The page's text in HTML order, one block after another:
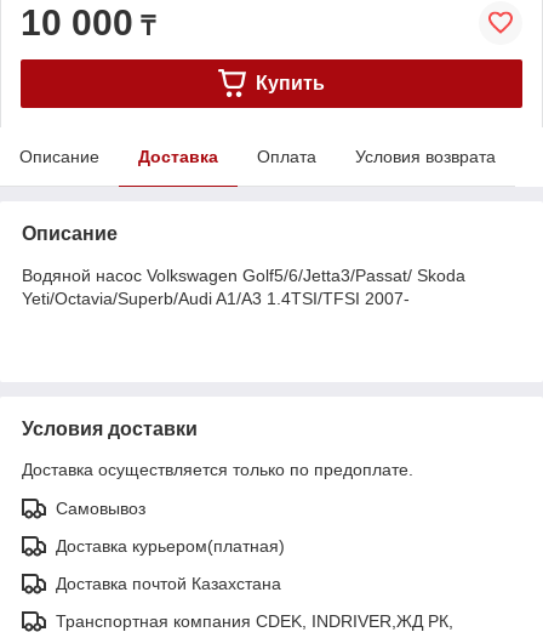
10 000 ₸
Купить
Описание Доставка Оплата Условия возврата
Описание
Водяной насос Volkswagen Golf5/6/Jetta3/Passat/ Skoda
Yeti/Octavia/Superb/Audi A1/A3 1.4TSI/TFSI 2007-
Условия доставки
Доставка осуществляется только по предоплате.
Самовывоз
Доставка курьером(платная)
Доставка почтой Казахстана
Транспортная компания CDEK, INDRIVER,ЖД РК,